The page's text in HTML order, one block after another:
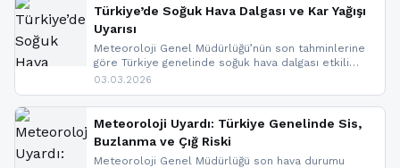
nedeniyle görüş mesafesinde azalma
yaşanabileceği belirtiliyor.
Türkiye’de Soğuk Hava Dalgası ve Kar Yağışı
Uyarısı
Meteoroloji Genel Müdürlüğü’nün son tahminlerine
göre Türkiye genelinde soğuk hava dalgası etkili
oluyor. Birçok il için kar yağışı ve buzlanma uyarısı
03.03.2026
Meteoroloji Uyardı: Türkiye Genelinde Sis,
Buzlanma ve Çığ Riski
Meteoroloji Genel Müdürlüğü son hava durumu